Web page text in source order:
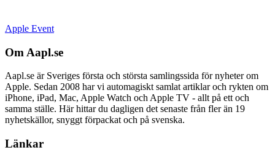
Apple Event
Om Aapl.se
Aapl.se är Sveriges första och största samlingssida för nyheter om
Apple. Sedan 2008 har vi automagiskt samlat artiklar och rykten om
iPhone, iPad, Mac, Apple Watch och Apple TV - allt på ett och
samma ställe. Här hittar du dagligen det senaste från fler än 19
nyhetskällor, snyggt förpackat och på svenska.
Länkar